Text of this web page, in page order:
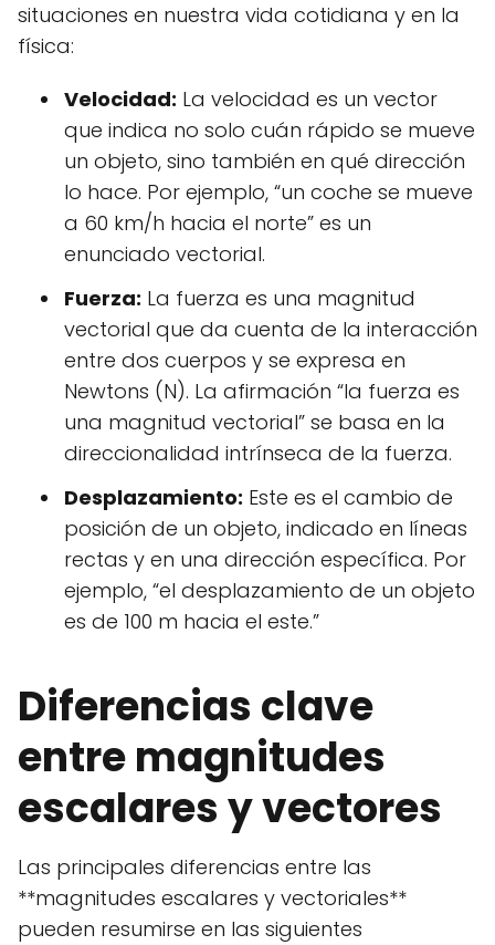
situaciones en nuestra vida cotidiana y en la
física:
Velocidad: La velocidad es un vector
que indica no solo cuán rápido se mueve
un objeto, sino también en qué dirección
lo hace. Por ejemplo, “un coche se mueve
a 60 km/h hacia el norte” es un
enunciado vectorial.
Fuerza: La fuerza es una magnitud
vectorial que da cuenta de la interacción
entre dos cuerpos y se expresa en
Newtons (N). La afirmación “la fuerza es
una magnitud vectorial” se basa en la
direccionalidad intrínseca de la fuerza.
Desplazamiento: Este es el cambio de
posición de un objeto, indicado en líneas
rectas y en una dirección específica. Por
ejemplo, “el desplazamiento de un objeto
es de 100 m hacia el este.”
Diferencias clave
entre magnitudes
escalares y vectores
Las principales diferencias entre las
**magnitudes escalares y vectoriales**
pueden resumirse en las siguientes